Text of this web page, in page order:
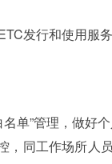
发行和使用服
单”管理，做好
同工作场所人